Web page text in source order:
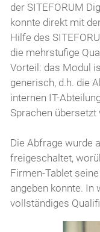
der SITEFORUM
konnte direkt mit
Hilfe des
die mehrstufige
Vorteil: das Modul
generisch, d.h. die
internen IT-
Sprachen übersetzt
Die Abfrage wurde
freigeschaltet,
Firmen-Tablet
angeben konnte. In
vollständiges